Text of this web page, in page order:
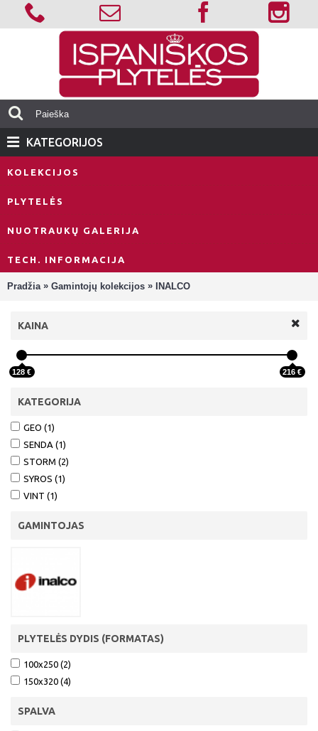
KATEGORIJOS
KOLEKCIJOS
PLYTELĖS
NUOTRAUKŲ GALERIJA
TECH. INFORMACIJA
Pradžia » Gamintojų kolekcijos » INALCO
KAINA
128 € 216 €
KATEGORIJA
GEO (1)
SENDA (1)
STORM (2)
SYROS (1)
VINT (1)
GAMINTOJAS
PLYTELĖS DYDIS (FORMATAS)
100x250 (2)
150x320 (4)
SPALVA